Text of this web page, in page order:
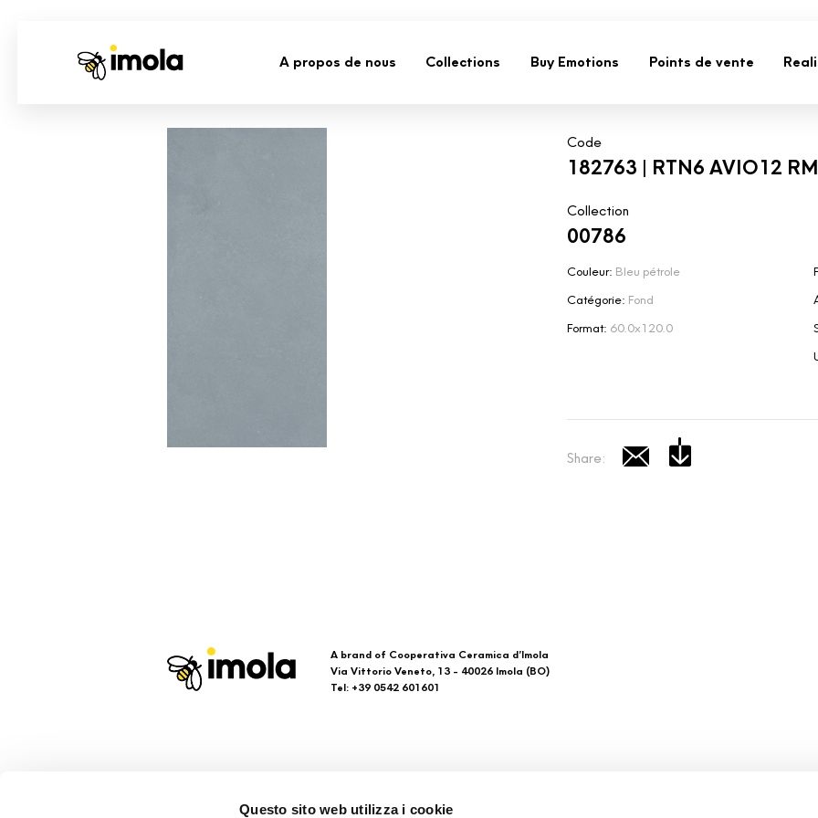
Questo sito web utilizza i cookie
A propos de nous Collections Buy Emotions Points de vente
Code
182763 | RTN6 AVIO12 RM
Collection
00786
Couleur: Bleu pétrole
Catégorie: Fond
Format: 60.0x120.0
Share:
A brand of Cooperativa Ceramica d’Imola
Via Vittorio Veneto, 13 - 40026 Imola (BO)
Tel: +39 0542 601601